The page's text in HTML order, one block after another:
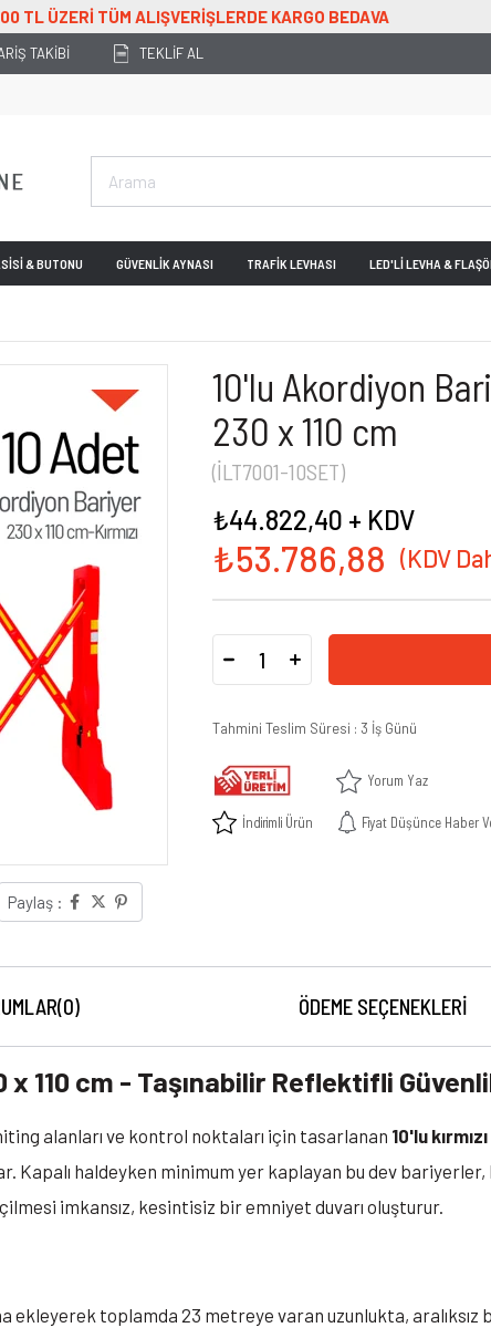
TAKİBİ TEKLİF AL
& BUTONU GÜVENLİK AYNASI TRAFİK LEVHASI LED'Lİ LEVHA &
Paylaş :
10'lu Akordiyon
230 x 110 cm
(İLT7001-10SET)
₺53.786,88
₺44.822,40 + KDV
Tahmini Teslim Süresi : 3 İş Günü
Yorum Yaz
İndirimli Ürün Fiyat Düşünce Haber
(0) ÖDEME SEÇENEKLERI
x 110 cm - Taşınabilir Reflektifli
alanları ve kontrol noktaları için tasarlanan 10'lu
Kapalı haldeyken minimum yer kaplayan bu dev
imkansız, kesintisiz bir emniyet duvarı oluşturur.
ekleyerek toplamda 23 metreye varan uzunlukta,